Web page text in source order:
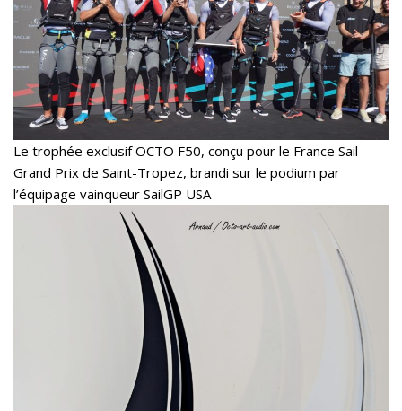
Le trophée exclusif OCTO F50, conçu pour le France Sail
Grand Prix de Saint-Tropez, brandi sur le podium par
l’équipage vainqueur SailGP USA